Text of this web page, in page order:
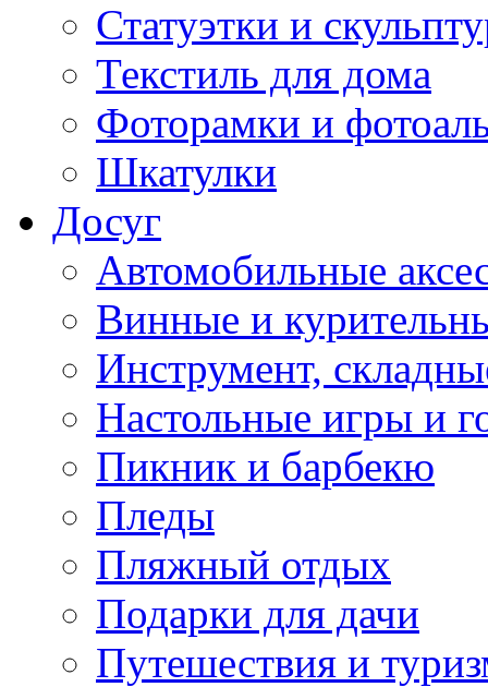
Статуэтки и
Текстиль для дома
Фоторамки и
Шкатулки
Досуг
Автомобильные
Винные и
Инструмент,
Настольные игры и
Пикник и барбекю
Пледы
Пляжный отдых
Подарки для дачи
Путешествия и